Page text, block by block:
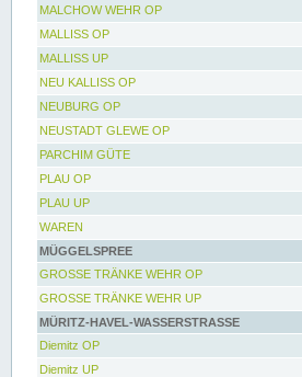
MALCHOW WEHR OP
MALLISS OP
MALLISS UP
NEU KALLISS OP
NEUBURG OP
NEUSTADT GLEWE OP
PARCHIM GÜTE
PLAU OP
PLAU UP
WAREN
MÜGGELSPREE
GROSSE TRÄNKE WEHR OP
GROSSE TRÄNKE WEHR UP
MÜRITZ-HAVEL-WASSERSTRASSE
Diemitz OP
Diemitz UP